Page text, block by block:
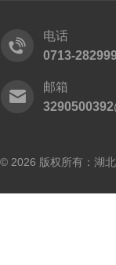
电话
0713-
邮箱
© 2026 版权所有：湖